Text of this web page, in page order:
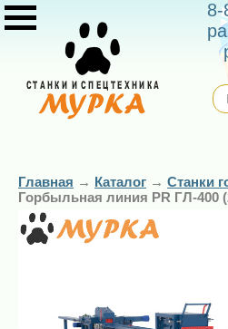
8-
Главная → Каталог → Станки
Горбыльная линия PR ГЛ-400